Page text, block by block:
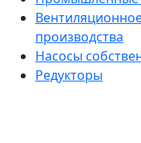
производства
Насосы
Редукторы